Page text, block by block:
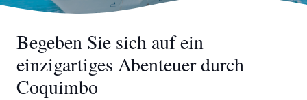
Begeben Sie sich auf ein
einzigartiges Abenteuer durch
Coquimbo